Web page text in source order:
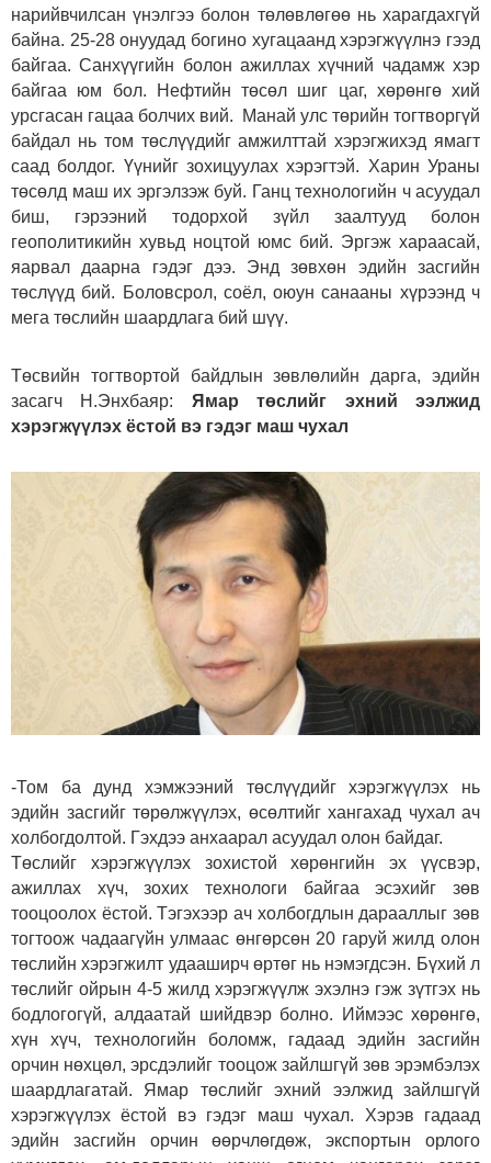
нарийвчилсан үнэлгээ болон төлөвлөгөө нь харагдахгүй
байна. 25-28 онуудад богино хугацаанд хэрэгжүүлнэ гээд
байгаа. Санхүүгийн болон ажиллах хүчний чадамж хэр
байгаа юм бол. Нефтийн төсөл шиг цаг, хөрөнгө хий
урсгасан гацаа болчих вий. Манай улс төрийн тогтворгүй
байдал нь том төслүүдийг амжилттай хэрэгжихэд ямагт
саад болдог. Үүнийг зохицуулах хэрэгтэй. Харин Ураны
төсөлд маш их эргэлзэж буй. Ганц технологийн ч асуудал
биш, гэрээний тодорхой зүйл заалтууд болон
геополитикийн хувьд ноцтой юмс бий. Эргэж хараасай,
яарвал даарна гэдэг дээ. Энд зөвхөн эдийн засгийн
төслүүд бий. Боловсрол, соёл, оюун санааны хүрээнд ч
мега төслийн шаардлага бий шүү.
Төсвийн тогтвортой байдлын зөвлөлийн дарга, эдийн
засагч Н.Энхбаяр: Ямар төслийг эхний ээлжид
хэрэгжүүлэх ёстой вэ гэдэг маш чухал
-Том ба дунд хэмжээний төслүүдийг хэрэгжүүлэх нь
эдийн засгийг төрөлжүүлэх, өсөлтийг хангахад чухал ач
холбогдолтой. Гэхдээ анхаарал асуудал олон байдаг.
Төслийг хэрэгжүүлэх зохистой хөрөнгийн эх үүсвэр,
ажиллах хүч, зохих технологи байгаа эсэхийг зөв
тооцоолох ёстой. Тэгэхээр ач холбогдлын дарааллыг зөв
тогтоож чадаагүйн улмаас өнгөрсөн 20 гаруй жилд олон
төслийн хэрэгжилт удааширч өртөг нь нэмэгдсэн. Бүхий л
төслийг ойрын 4-5 жилд хэрэгжүүлж эхэлнэ гэж зүтгэх нь
бодлогогүй, алдаатай шийдвэр болно. Иймээс хөрөнгө,
хүн хүч, технологийн боломж, гадаад эдийн засгийн
орчин нөхцөл, эрсдэлийг тооцож зайлшгүй зөв эрэмбэлэх
шаардлагатай. Ямар төслийг эхний ээлжид зайлшгүй
хэрэгжүүлэх ёстой вэ гэдэг маш чухал. Хэрэв гадаад
эдийн засгийн орчин өөрчлөгдөж, экспортын орлого